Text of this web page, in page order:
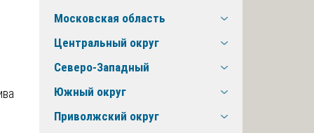
Московская область
Центральный округ
Северо-Западный
Южный округ
Приволжский округ